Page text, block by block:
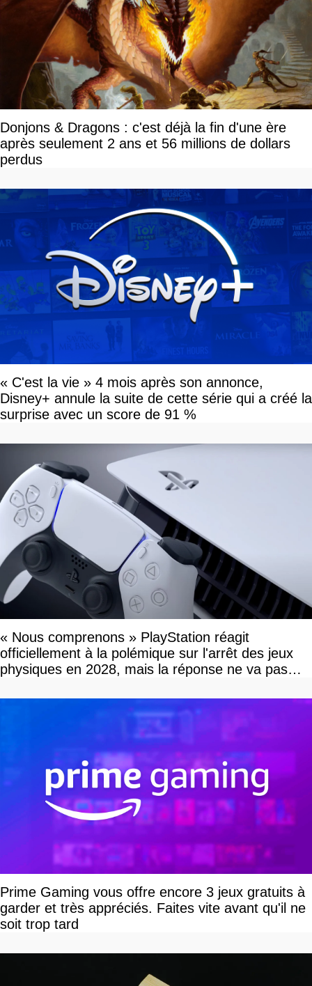
Donjons & Dragons : c'est déjà la fin d'une ère
après seulement 2 ans et 56 millions de dollars
perdus
« C'est la vie » 4 mois après son annonce,
Disney+ annule la suite de cette série qui a créé la
surprise avec un score de 91 %
« Nous comprenons » PlayStation réagit
officiellement à la polémique sur l'arrêt des jeux
physiques en 2028, mais la réponse ne va pas
Prime Gaming vous offre encore 3 jeux gratuits à
garder et très appréciés. Faites vite avant qu'il ne
soit trop tard